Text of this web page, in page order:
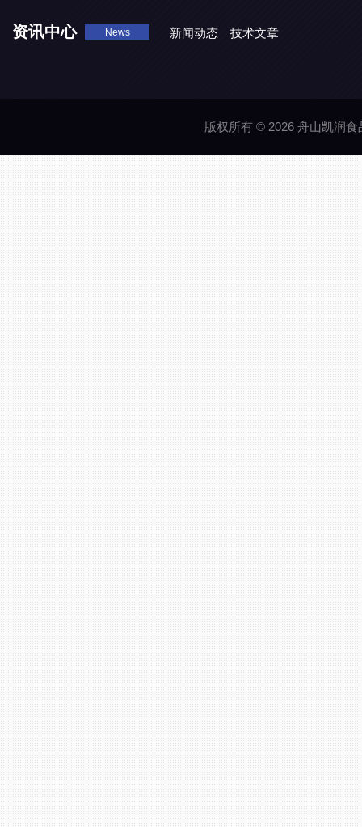
资讯中心 News 新闻动态 技术文章
版权所有 © 2026 舟山凯润